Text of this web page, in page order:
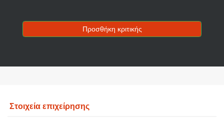
Προσθήκη κριτικής
Στοιχεία επιχείρησης